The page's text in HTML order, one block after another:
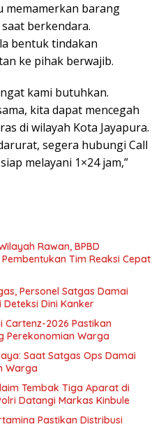
memamerkan barang
berkendara.
bentuk tindakan
ke pihak berwajib.
kami butuhkan.
kita dapat mencegah
di wilayah Kota Jayapura.
segera hubungi Call
melayani 1×24 jam,”
Rawan, BPBD
Tim Reaksi Cepat
Personel Satgas Damai
Dini Kanker
Cartenz-2026 Pastikan
Perekonomian Warga
Saat Satgas Ops Damai
Warga
Tembak Tiga Aparat di
Datangi Markas Kinbule
Pastikan Distribusi